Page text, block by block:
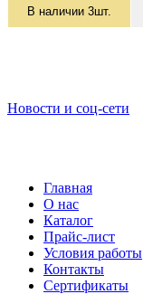
В наличии 3шт.
Новости и соц-сети
Главная
О нас
Каталог
Прайс-лист
Условия работы
Контакты
Сертификаты